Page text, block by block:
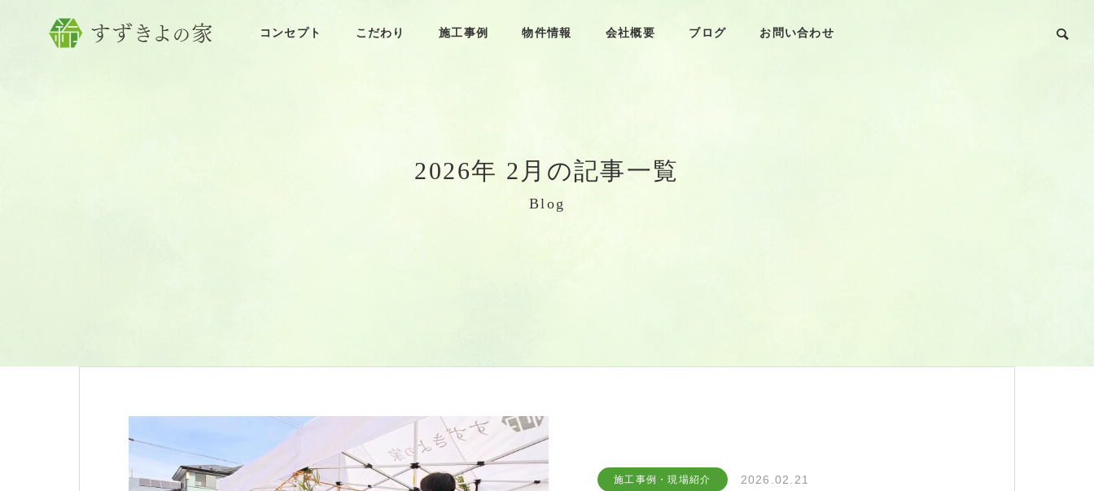
コンセプト こだわり 施工事例 物件情報 会社概要 ブログ お問い合わせ
2026年 2 月 の記事一覧
Blog
施工事例・現場紹介 2026.02.21